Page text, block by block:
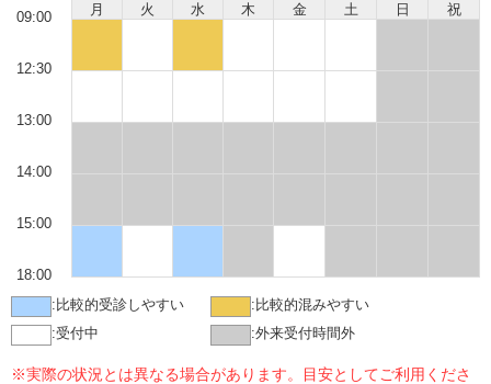
月 火 水 木 金 土 日 祝
09:00
12:30
13:00
14:00
15:00
18:00
: 比較的受診しやすい : 比較的混みやすい
:受付中 :外来受付時間外
※実際の状況とは異なる場合があります。目安としてご利用くださ